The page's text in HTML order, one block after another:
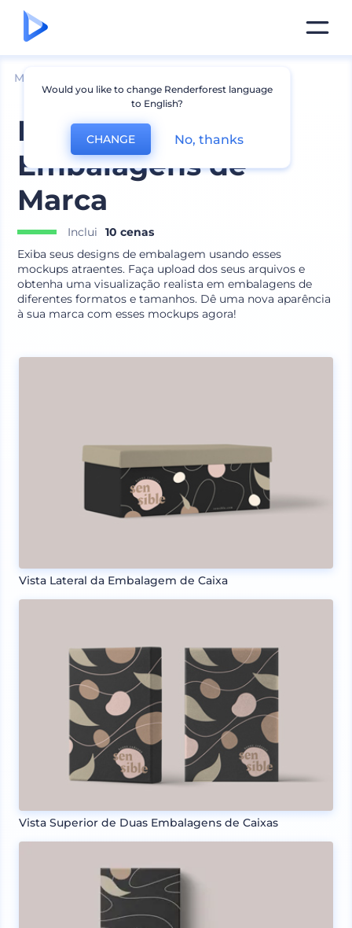
Mockups
Mockups de
Embalagens de
Marca
Inclui
10 cenas
Exiba seus designs de embalagem usando esses
mockups atraentes. Faça upload dos seus arquivos e
obtenha uma visualização realista em embalagens de
diferentes formatos e tamanhos. Dê uma nova aparência
à sua marca com esses mockups agora!
Vista Lateral da Embalagem de Caixa
Vista Superior de Duas Embalagens de Caixas
Would you like to change Renderforest language
to English?
CHANGE No, thanks